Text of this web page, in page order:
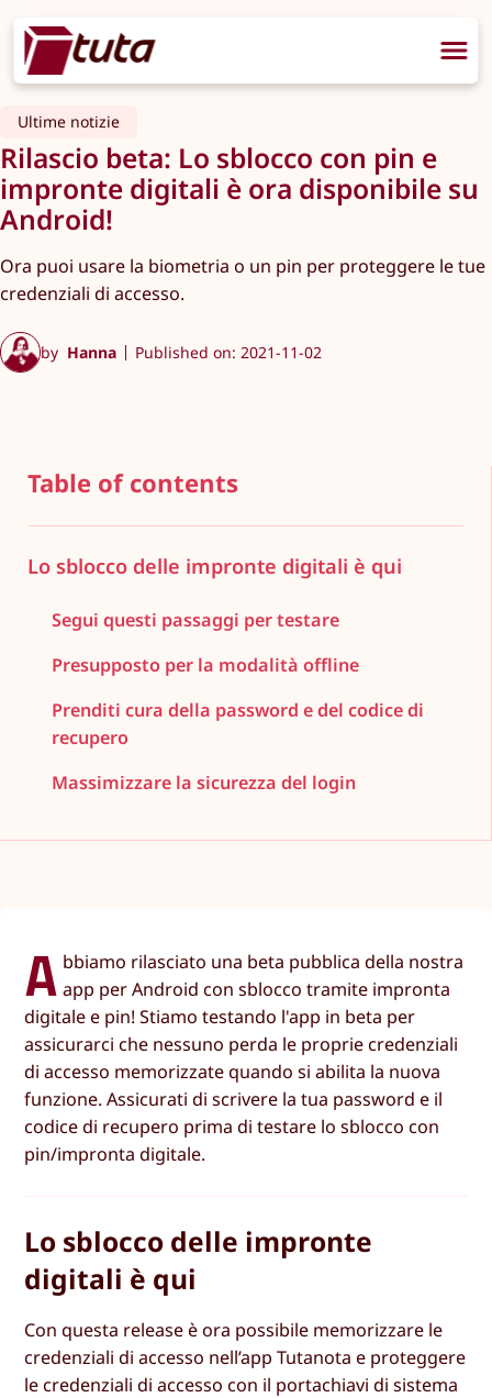
Ultime notizie
Rilascio beta: Lo sblocco con pin e
impronte digitali è ora disponibile su
Android!
Ora puoi usare la biometria o un pin per proteggere le tue
credenziali di accesso.
by Hanna Published on: 2021-11-02
Table of contents
Lo sblocco delle impronte digitali è qui
Segui questi passaggi per testare
Presupposto per la modalità offline
Prenditi cura della password e del codice di
recupero
Massimizzare la sicurezza del login
A bbiamo rilasciato una beta pubblica della nostra
app per Android con sblocco tramite impronta
digitale e pin! Stiamo testando l'app in beta per
assicurarci che nessuno perda le proprie credenziali
di accesso memorizzate quando si abilita la nuova
funzione. Assicurati di scrivere la tua password e il
codice di recupero prima di testare lo sblocco con
pin/impronta digitale.
Lo sblocco delle impronte
digitali è qui
Con questa release è ora possibile memorizzare le
credenziali di accesso nell’app Tutanota e proteggere
le credenziali di accesso con il portachiavi di sistema